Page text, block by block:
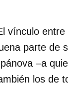
vínculo
parte de
–a
los de